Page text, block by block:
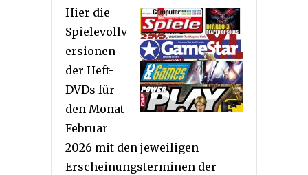
Hier die
Spielevollv
ersionen
der Heft-
DVDs für
den Monat
Februar
2026 mit den jeweiligen
Erscheinungsterminen der